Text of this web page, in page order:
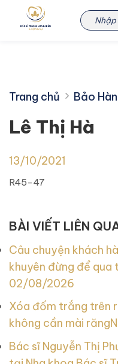
Lê Thị Hà
Trang chủ Bảo
Lê Thị Hà
13/10/2021
R45-47
BÀI VIẾT LIÊN
Câu chuyện khách
khuyên đừng để qua
02/08/2026
Xóa đốm trắng trên
không cần mài răng
Bác sĩ Nguyễn Thị